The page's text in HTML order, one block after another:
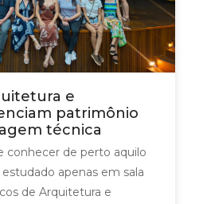
e
patrimônio
técnica
conhecer de perto aquilo
apenas em sala
de Arquitetura e